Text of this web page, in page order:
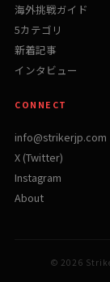
海外挑戦ガイド
5カテゴリ
新着記事
インタビュー
CONNECT
info@strikerjp.com
X (Twitter)
Instagram
About
© 2026